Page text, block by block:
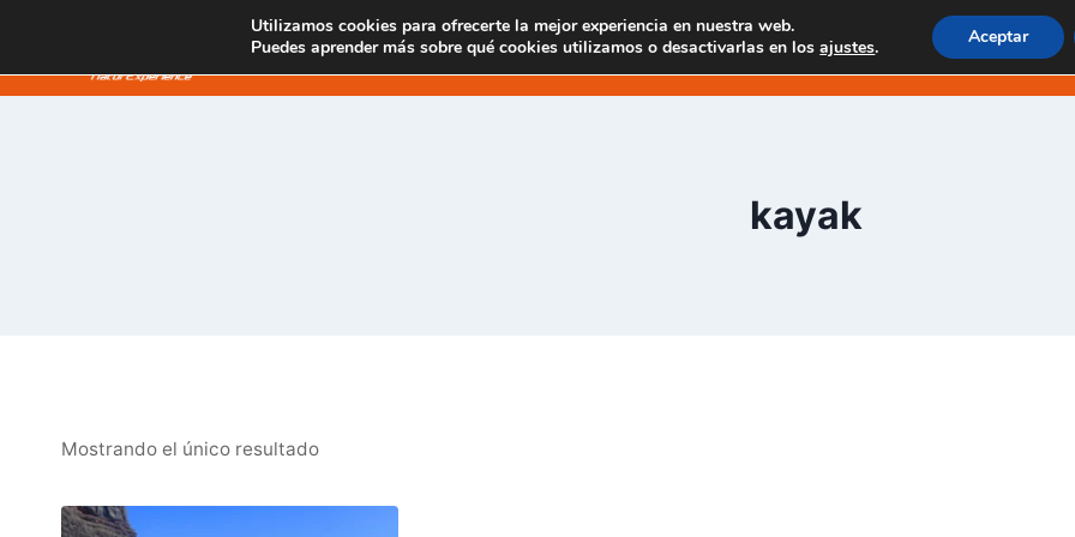
contenido
SENDERISMO EN MASCA EXPERIENCIAS EN TENO
kayak
Mostrando el único resultado
Utilizamos cookies para ofrecerte la mejor experiencia en nuestra web.
Puedes aprender más sobre qué cookies utilizamos o desactivarlas en losajustes. Aceptar